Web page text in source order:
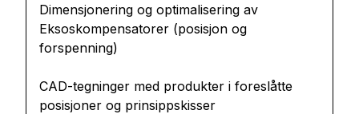
Dimensjonering og optimalisering av
Eksoskompensatorer (posisjon og
forspenning)
CAD-tegninger med produkter i foreslåtte
posisjoner og prinsippskisser